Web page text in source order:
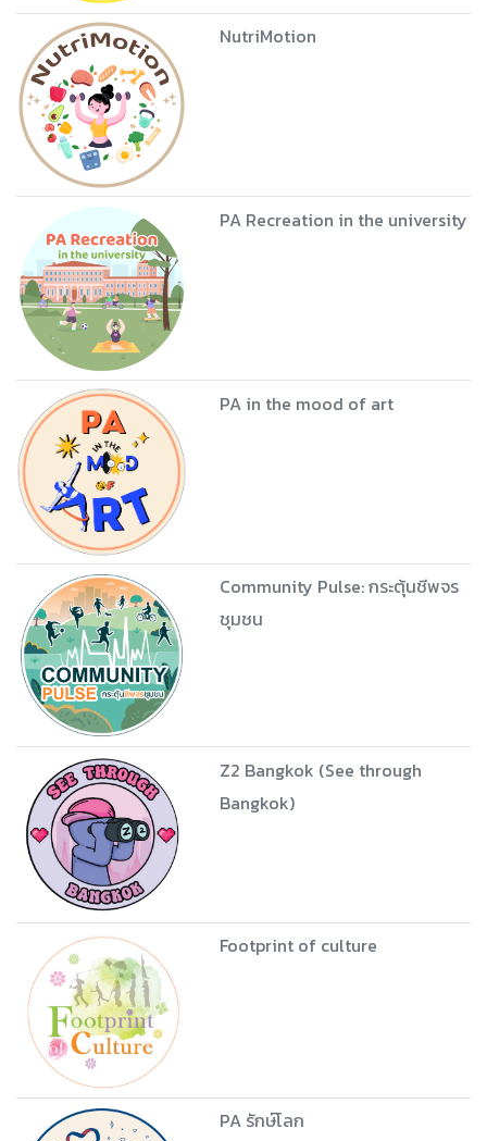
NutriMotion
PA Recreation in the university
PA in the mood of art
Community Pulse: กระตุ้นชีพจร
ชุมชน
Z2 Bangkok (See through
Bangkok)
Footprint of culture
PA รักษ์โลก